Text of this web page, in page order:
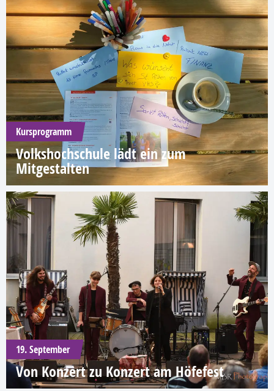
Kursprogramm
Volkshochschule lädt ein zum
Mitgestalten
19. September
Von Konzert zu Konzert am Höfefest